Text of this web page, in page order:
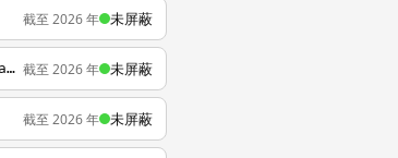
截至 2026 年 未屏蔽
https://www.udemy.com?utm_source=adwords-brand&utm_medium=udemyads&utm_campaign=NEW-AW-PROS-Branded-Search-World-EN-ENG_._ci__._sl_ENG_._vi__._sd_All_._la_EN_._&tabei=7&utm_term=_._ag_48933380294_._ad_239097867570_._de_m_._dm__._pl__._ti_aud-325382095121 截至 2026 年 未屏蔽
截至 2026 年 未屏蔽